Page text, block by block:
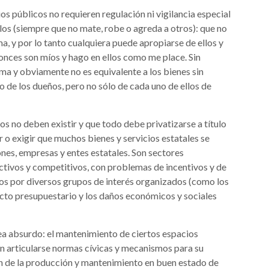
públicos no requieren regulación ni vigilancia especial
(siempre que no mate, robe o agreda a otros): que no
y por lo tanto cualquiera puede apropiarse de ellos y
son míos y hago en ellos como me place. Sin
y obviamente no es equivalente a los bienes sin
los dueños, pero no sólo de cada uno de ellos de
no deben existir y que todo debe privatizarse a título
exigir que muchos bienes y servicios estatales se
empresas y entes estatales. Son sectores
y competitivos, con problemas de incentivos y de
por diversos grupos de interés organizados (como los
presupuestario y los daños económicos y sociales
absurdo: el mantenimiento de ciertos espacios
articularse normas cívicas y mecanismos para su
la producción y mantenimiento en buen estado de